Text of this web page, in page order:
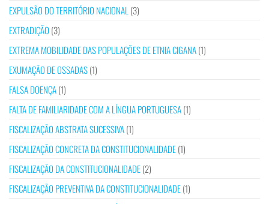
EXPULSÃO DO TERRITÓRIO NACIONAL(3)
EXTRADIÇÃO (3)
EXTREMA MOBILIDADE DAS POPULAÇÕES DE ETNIA CIGANA(1)
EXUMAÇÃO DE OSSADAS(1)
FALSA DOENÇA(1)
FALTA DE FAMILIARIDADE COM A LÍNGUA PORTUGUESA(1)
FISCALIZAÇÃO ABSTRATA SUCESSIVA(1)
FISCALIZAÇÃO CONCRETA DA CONSTITUCIONALIDADE(1)
FISCALIZAÇÃO DA CONSTITUCIONALIDADE(2)
FISCALIZAÇÃO PREVENTIVA DA CONSTITUCIONALIDADE(1)